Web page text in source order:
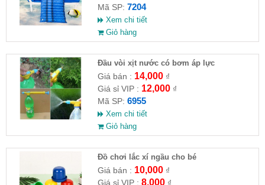
Mã SP: 7204
Xem chi tiết
Giỏ hàng
Đầu vòi xịt nước có bơm áp lực
Giá bán : 14,000₫
Giá sỉ VIP : 12,000₫
Mã SP: 6955
Xem chi tiết
Giỏ hàng
Đồ chơi lắc xí ngầu cho bé
Giá bán : 10,000₫
Giá sỉ VIP : 8,000₫